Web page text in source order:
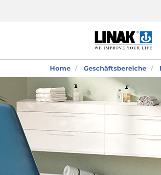
Home Geschäftsbereiche